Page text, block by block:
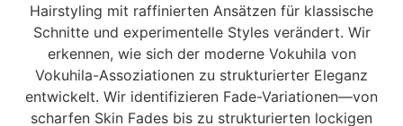
Hairstyling mit raffinierten Ansätzen für klassische
Schnitte und experimentelle Styles verändert. Wir
erkennen, wie sich der moderne Vokuhila von
Vokuhila-Assoziationen zu strukturierter Eleganz
entwickelt. Wir identifizieren Fade-Variationen—von
scharfen Skin Fades bis zu strukturierten lockigen